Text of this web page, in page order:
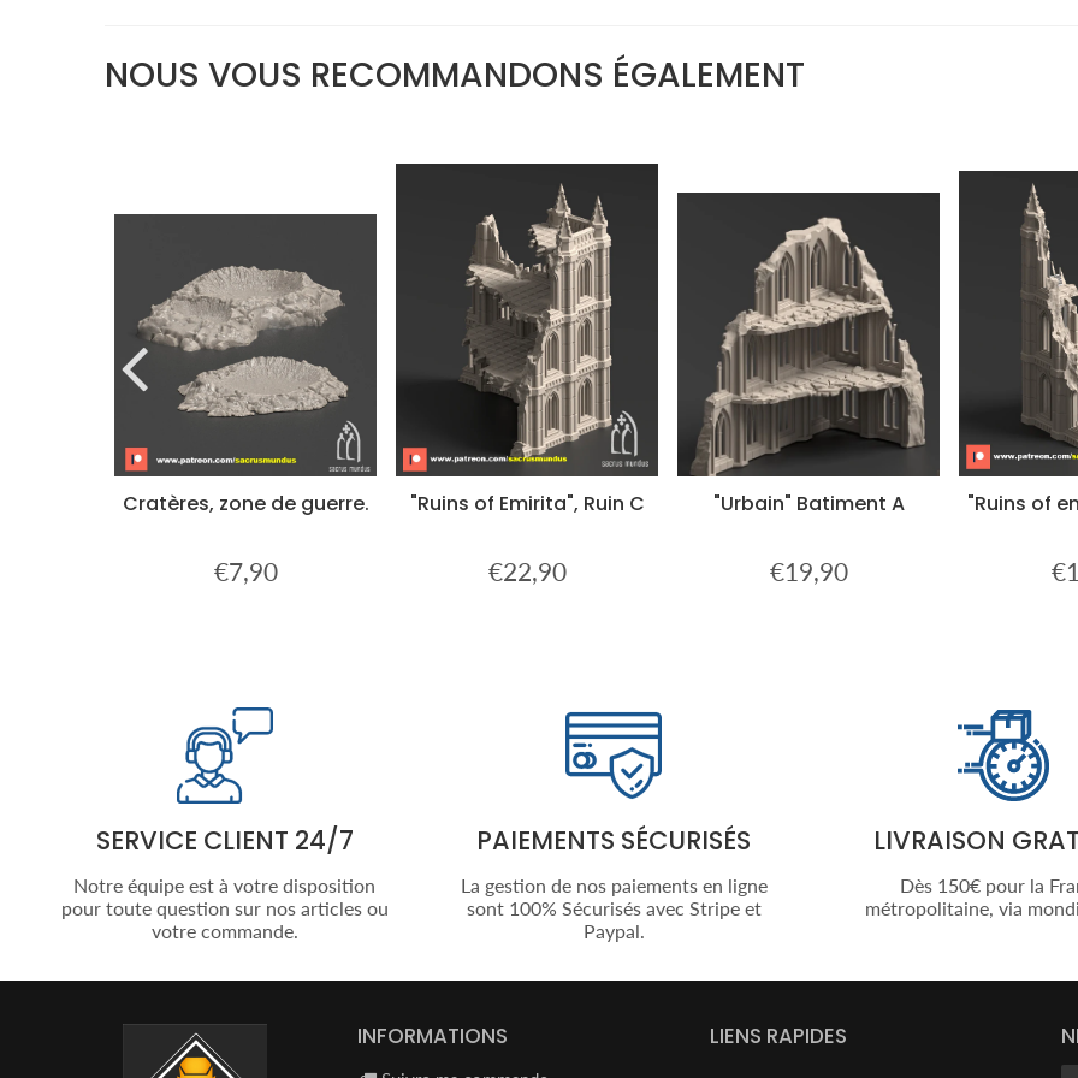
NOUS VOUS RECOMMANDONS ÉGALEMENT
Cratères, zone de guerre.
Prix
€7,90€7,90
"Ruins of Emirita", Ruin C
Prix
€22,90€22,90
"Urbain" Batiment A
Prix
€19,90€19,90
"Ruins of
SERVICE CLIENT 24/7
Notre équipe est à votre disposition
pour toute question sur nos articles ou
votre commande.
PAIEMENTS SÉCURISÉS
La gestion de nos paiements en ligne
sont 100% Sécurisés avec Stripe et
Paypal.
LIVRAISON
Dès 150€ pour la
métropolitaine, via
INFORMATIONS LIENS RAPIDES